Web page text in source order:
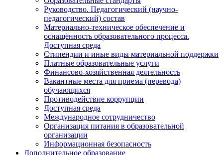
Руководство. Педагогический (научно-
педагогический) состав
Материально-техническое обеспечение и
оснащённость образовательного процесса.
Доступная среда
Стипендии и иные виды материальной поддержки
Платные образовательные услуги
Финансово-хозяйственная деятельность
Вакантные места для приема (перевода)
обучающихся
Противодействие коррупции
Доступная среда
Международное сотрудничество
Организация питания в образовательной
организации
Информационная безопасность
Дополнительное образование